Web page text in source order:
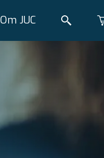
Om JUC